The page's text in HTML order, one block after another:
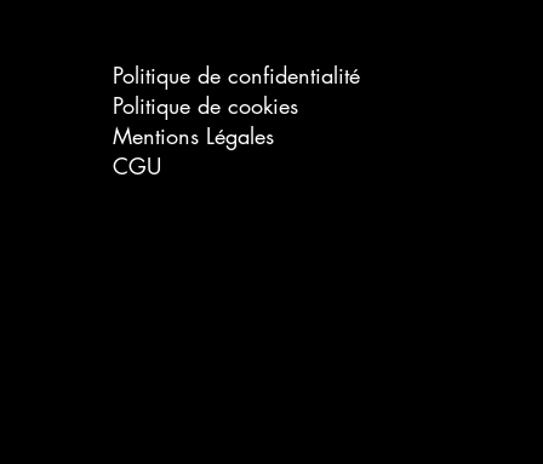
Politique de confidentialité
Politique de cookies
Mentions Légales
CGU